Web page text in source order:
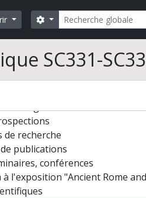
Rechercher
Search options
SC331-
de recherche
publications
conférences
l'exposition "Ancient Rome